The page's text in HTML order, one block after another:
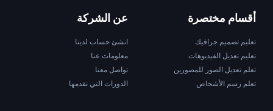
أقسام مختصرة
تعليم تصميم جرافيك
تعليم تعديل الفيديوهات
تعلم تعديل الصور للمصورين
تعلم رسم الأشخاص
عن الشركة
انشئ حساب لدينا
معلومات عنا
تواصل معنا
الدورات التي نقدمها